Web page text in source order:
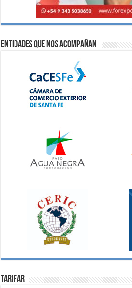
Entidades que nos acompañan
Tarifar